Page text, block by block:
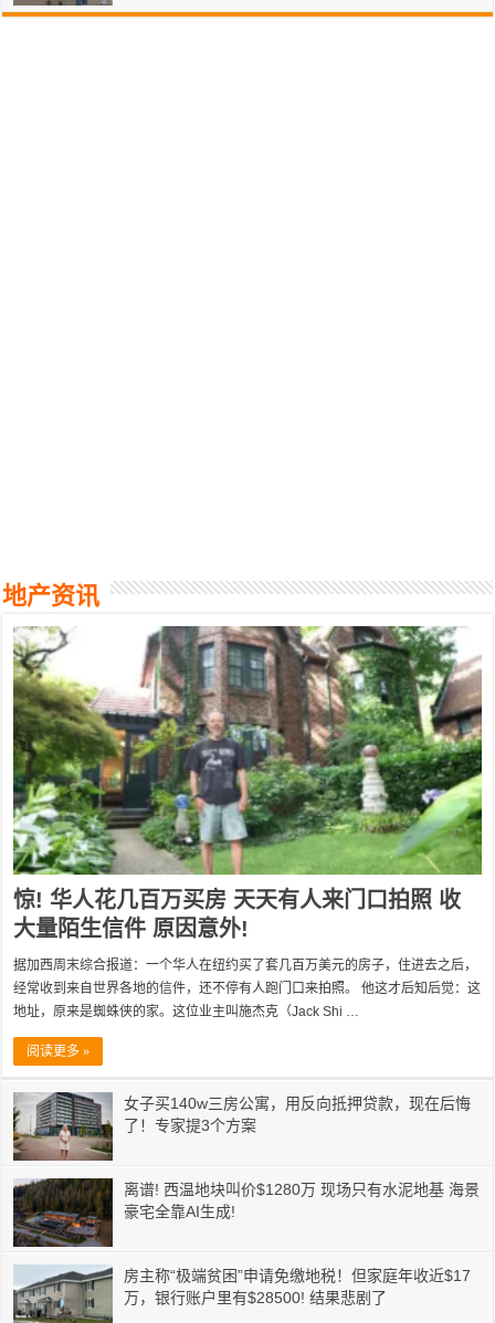
地产资讯
惊! 华人花几百万买房 天天有人来门口拍照 收
大量陌生信件 原因意外!
据加西周末综合报道：一个华人在纽约买了套几百万美元的房子，住进去之后，
经常收到来自世界各地的信件，还不停有人跑门口来拍照。 他这才后知后觉：这
地址，原来是蜘蛛侠的家。这位业主叫施杰克（Jack Shi …
阅读更多 »
女子买140w三房公寓，用反向抵押贷款，现在后悔
了！专家提3个方案
离谱! 西温地块叫价$1280万 现场只有水泥地基 海景
豪宅全靠AI生成!
房主称“极端贫困”申请免缴地税！但家庭年收近$17
万，银行账户里有$28500! 结果悲剧了